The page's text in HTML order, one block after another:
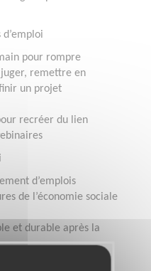
pour rompre
juger, remettre en
un projet
recréer du lien
d’emplois
de l’économie sociale
et durable après la